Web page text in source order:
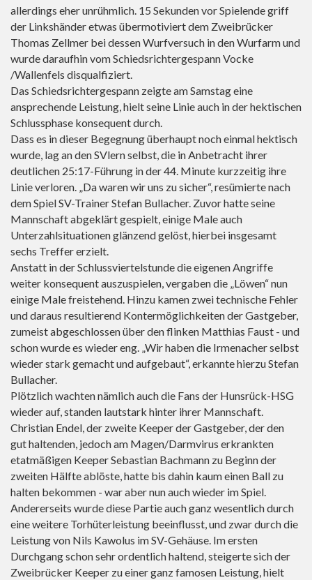
allerdings eher unrühmlich. 15 Sekunden vor Spielende griff
der Linkshänder etwas übermotiviert dem Zweibrücker
Thomas Zellmer bei dessen Wurfversuch in den Wurfarm und
wurde daraufhin vom Schiedsrichtergespann Vocke
/Wallenfels disqualfiziert.
Das Schiedsrichtergespann zeigte am Samstag eine
ansprechende Leistung, hielt seine Linie auch in der hektischen
Schlussphase konsequent durch.
Dass es in dieser Begegnung überhaupt noch einmal hektisch
wurde, lag an den SVlern selbst, die in Anbetracht ihrer
deutlichen 25:17-Führung in der 44. Minute kurzzeitig ihre
Linie verloren. „Da waren wir uns zu sicher“, resümierte nach
dem Spiel SV-Trainer Stefan Bullacher. Zuvor hatte seine
Mannschaft abgeklärt gespielt, einige Male auch
Unterzahlsituationen glänzend gelöst, hierbei insgesamt
sechs Treffer erzielt.
Anstatt in der Schlussviertelstunde die eigenen Angriffe
weiter konsequent auszuspielen, vergaben die „Löwen“ nun
einige Male freistehend. Hinzu kamen zwei technische Fehler
und daraus resultierend Kontermöglichkeiten der Gastgeber,
zumeist abgeschlossen über den flinken Matthias Faust - und
schon wurde es wieder eng. „Wir haben die Irmenacher selbst
wieder stark gemacht und aufgebaut“, erkannte hierzu Stefan
Bullacher.
Plötzlich wachten nämlich auch die Fans der Hunsrück-HSG
wieder auf, standen lautstark hinter ihrer Mannschaft.
Christian Endel, der zweite Keeper der Gastgeber, der den
gut haltenden, jedoch am Magen/Darmvirus erkrankten
etatmäßigen Keeper Sebastian Bachmann zu Beginn der
zweiten Hälfte ablöste, hatte bis dahin kaum einen Ball zu
halten bekommen - war aber nun auch wieder im Spiel.
Andererseits wurde diese Partie auch ganz wesentlich durch
eine weitere Torhüterleistung beeinflusst, und zwar durch die
Leistung von Nils Kawolus im SV-Gehäuse. Im ersten
Durchgang schon sehr ordentlich haltend, steigerte sich der
Zweibrücker Keeper zu einer ganz famosen Leistung, hielt